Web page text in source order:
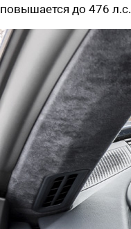
повышается до 476 л.с.